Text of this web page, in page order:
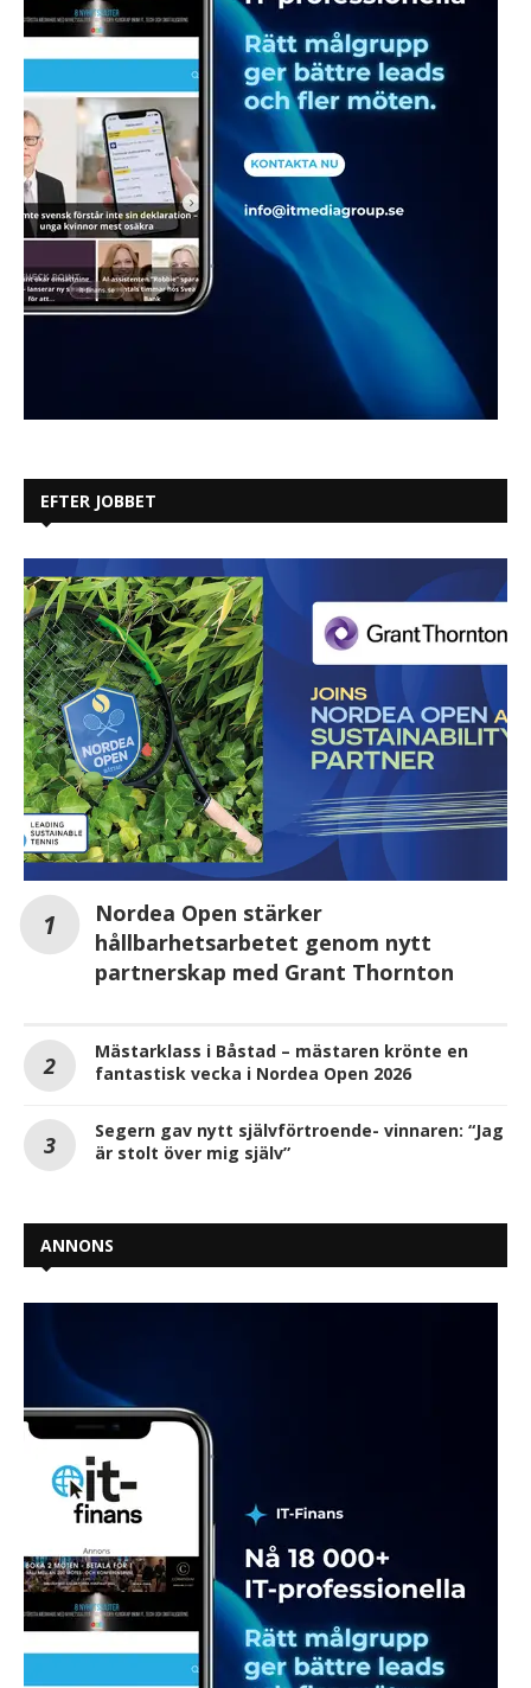
EFTER JOBBET
Nordea Open stärker
hållbarhetsarbetet genom nytt
partnerskap med Grant Thornton
Mästarklass i Båstad – mästaren krönte en
fantastisk vecka i Nordea Open 2026
Segern gav nytt självförtroende- vinnaren: “Jag
är stolt över mig själv”
ANNONS